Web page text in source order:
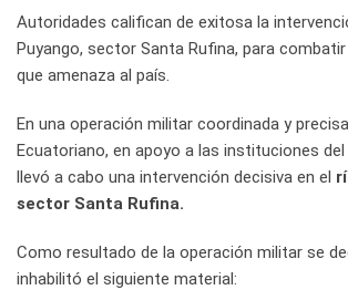
Autoridades califican de exitosa la
Puyango, sector Santa Rufina, para combatir
que amenaza al país.
En una operación militar coordinada y
Ecuatoriano, en apoyo a las instituciones del
llevó a cabo una intervención decisiva en el
sector Santa Rufina.
Como resultado de la operación militar se
inhabilitó el siguiente material: